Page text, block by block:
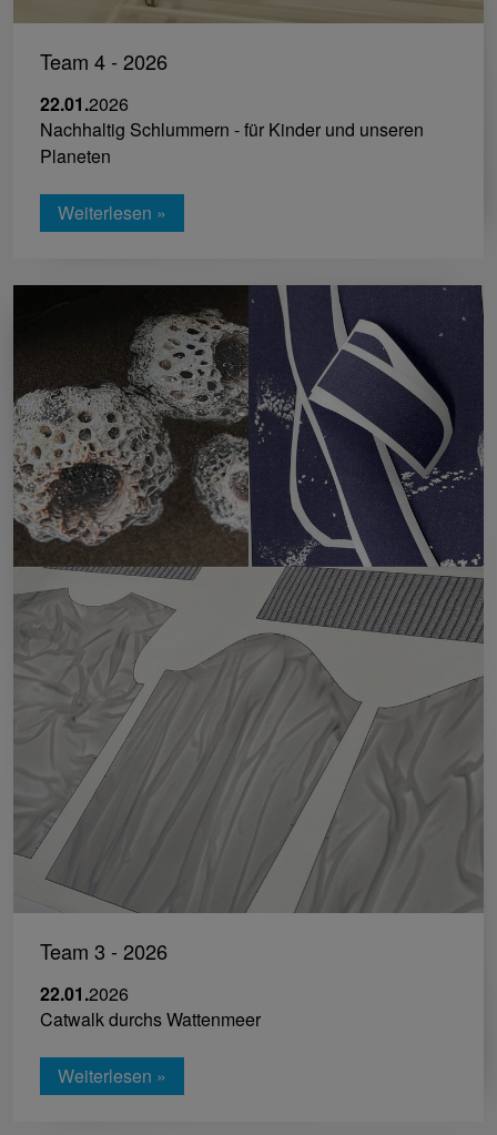
Team 4 - 2026
22.01.2026
Nachhaltig Schlummern - für Kinder und unseren
Planeten
Weiterlesen »
Team 3 - 2026
22.01.2026
Catwalk durchs Wattenmeer
Weiterlesen »